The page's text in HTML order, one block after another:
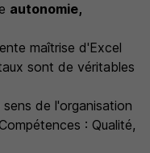
autonomie,
maîtrise d'Excel
sont de véritables
de l'organisation
: Qualité,